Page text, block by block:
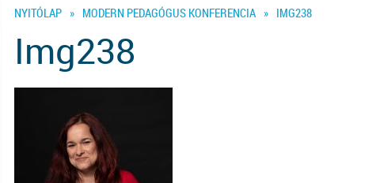
NYITÓLAP » MODERN PEDAGÓGUS KONFERENCIA » IMG238
Img238